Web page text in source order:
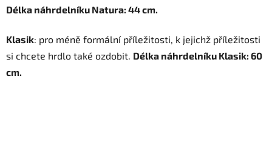
Délka náhrdelníku Natura: 44 cm.
Klasik: pro méně formální příležitosti, k jejichž příležitosti
si chcete hrdlo také ozdobit. Délka náhrdelníku Klasik: 60
cm.